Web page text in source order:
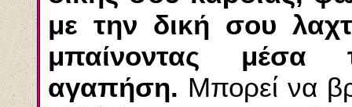
με την δική σου
μπαίνοντας
αγαπήση. Μπορεί να